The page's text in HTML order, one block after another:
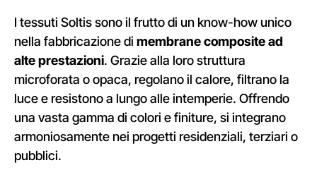
I tessuti Soltis sono il frutto di un know-how unico
nella fabbricazione di membrane composite ad
alte prestazioni. Grazie alla loro struttura
microforata o opaca, regolano il calore, filtrano la
luce e resistono a lungo alle intemperie. Offrendo
una vasta gamma di colori e finiture, si integrano
armoniosamente nei progetti residenziali, terziari o
pubblici.